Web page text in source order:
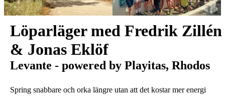
Löparläger med Fredrik Zillén
& Jonas Eklöf
Levante - powered by Playitas, Rhodos
Spring snabbare och orka längre utan att det kostar mer energi